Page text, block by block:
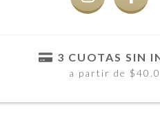
3 CUOTAS SIN
a partir de